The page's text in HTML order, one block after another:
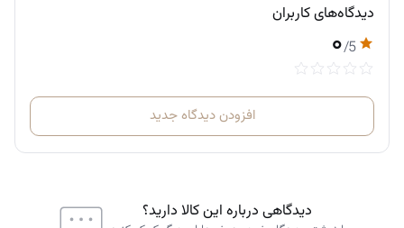
دیدگاه‌های کاربران
۰/5
افزودن دیدگاه جدید
دیدگاهی درباره این کالا دارید؟